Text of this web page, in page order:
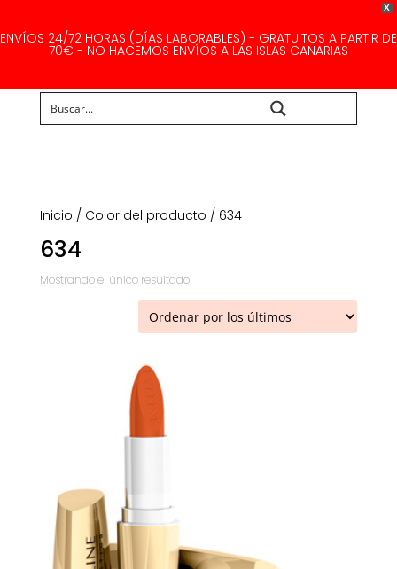
X
ENVÍOS 24/72 HORAS (DÍAS LABORABLES) - GRATUITOS A PARTIR DE
70€ - NO HACEMOS ENVÍOS A LAS ISLAS CANARIAS
Inicio / Color del producto / 634
634
Mostrando el único resultado